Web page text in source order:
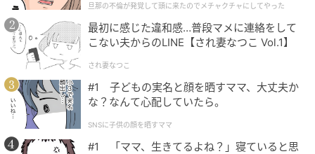
クチャにしてやった
旦那の不倫が発覚して頭に来たのでメチャクチャにしてやった
最初に感じた違和感…普段マメに連絡をして
こない夫からのLINE【され妻なつこ Vol.1】
され妻なつこ
#1 子どもの実名と顔を晒すママ、大丈夫か
な？なんて心配していたら。
SNSに子供の顔を晒すママ
#1 「ママ、生きてるよね？」寝ていると思